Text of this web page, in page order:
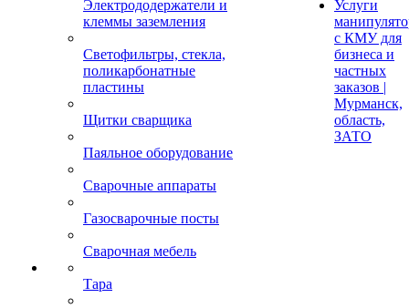
Электрододержатели и
клеммы заземления
Светофильтры, стекла,
поликарбонатные
пластины
Щитки сварщика
Паяльное оборудование
Сварочные аппараты
Газосварочные посты
Сварочная мебель
Тара
Услуги
с КМУ для
бизнеса и
частных
заказов |
Мурманск,
область,
ЗАТО